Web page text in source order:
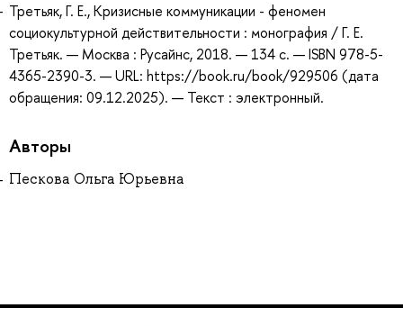
Третьяк, Г. Е., Кризисные коммуникации - феномен
социокультурной действительности : монография / Г. Е.
Третьяк. — Москва : Русайнс, 2018. — 134 с. — ISBN 978-5-
4365-2390-3. — URL: https://book.ru/book/929506 (дата
обращения: 09.12.2025). — Текст : электронный.
Авторы
Пескова Ольга Юрьевна